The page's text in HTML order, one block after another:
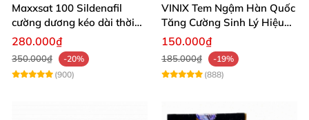
Maxxsat 100 Sildenafil
cường dương kéo dài thời
gian dùng hiệu quả nhanh
280.000₫
350.000₫
-20%
(900)
VINIX Tem Ngậm Hàn Quốc
Tăng Cường Sinh Lý Hiệu
Quả
150.000₫
185.000₫
-19%
(888)